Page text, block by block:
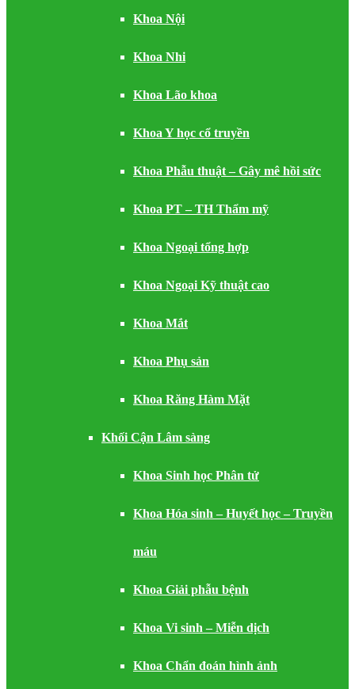
Khoa Nội
Khoa Nhi
Khoa Lão khoa
Khoa Y học cổ truyền
Khoa Phẫu thuật – Gây mê hồi sức
Khoa PT – TH Thẩm mỹ
Khoa Ngoại tổng hợp
Khoa Ngoại Kỹ thuật cao
Khoa Mắt
Khoa Phụ sản
Khoa Răng Hàm Mặt
Khối Cận Lâm sàng
Khoa Sinh học Phân tử
Khoa Hóa sinh – Huyết học – Truyền
máu
Khoa Giải phẫu bệnh
Khoa Vi sinh – Miễn dịch
Khoa Chẩn đoán hình ảnh